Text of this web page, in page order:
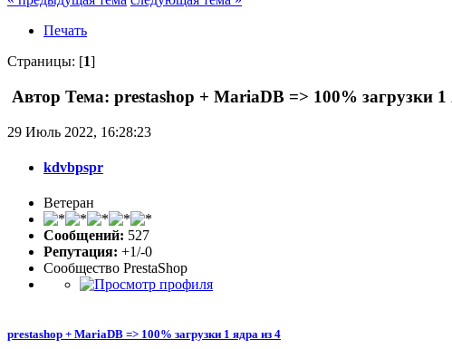
Печать
Страницы: [1]
Автор Тема: prestashop + MariaDB => 100% загрузки
29 Июль 2022, 16:28:23
kdvbpspr
Ветеран
Сообщений: 527
Репутация: +1/-0
Сообщество PrestaShop
prestashop + MariaDB => 100% загрузки 1 ядра из 4